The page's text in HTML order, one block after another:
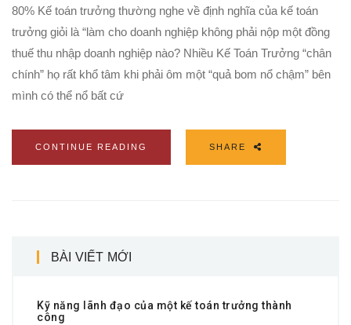
80% Kế toán trưởng thường nghe về định nghĩa của kế toán
trưởng giỏi là “làm cho doanh nghiệp không phải nộp một đồng
thuế thu nhập doanh nghiệp nào? Nhiều Kế Toán Trưởng “chân
chính” họ rất khổ tâm khi phải ôm một “quả bom nổ chậm” bên
mình có thể nổ bất cứ
CONTINUE READING SHARE
BÀI VIẾT MỚI
Kỹ năng lãnh đạo của một kế toán trưởng thành
công